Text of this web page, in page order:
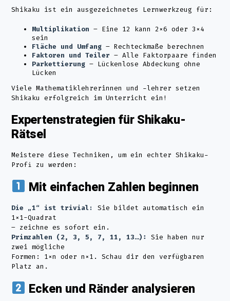
Shikaku ist ein ausgezeichnetes Lernwerkzeug für:
Multiplikation – Eine 12 kann 2×6 oder 3×4
sein
Fläche und Umfang – Rechteckmaße berechnen
Faktoren und Teiler – Alle Faktorpaare finden
Parkettierung – Lückenlose Abdeckung ohne
Lücken
Viele Mathematiklehrerinnen und -lehrer setzen
Shikaku erfolgreich im Unterricht ein!
Expertenstrategien für Shikaku-
Rätsel
Meistere diese Techniken, um ein echter Shikaku-
Profi zu werden:
Mit einfachen Zahlen beginnen
Die „1“ ist trivial:
Sie bildet automatisch ein
1×1-Quadrat
– zeichne es sofort ein.
Primzahlen (2, 3, 5, 7, 11, 13…): Sie haben nur
zwei mögliche
Formen: 1×n oder n×1. Schau dir den verfügbaren
Platz an.
Ecken und Ränder analysieren